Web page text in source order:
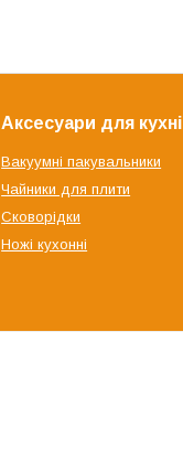
Аксесуари для кухні
Вакуумні пакувальники
Чайники для плити
Сковорідки
Ножі кухонні